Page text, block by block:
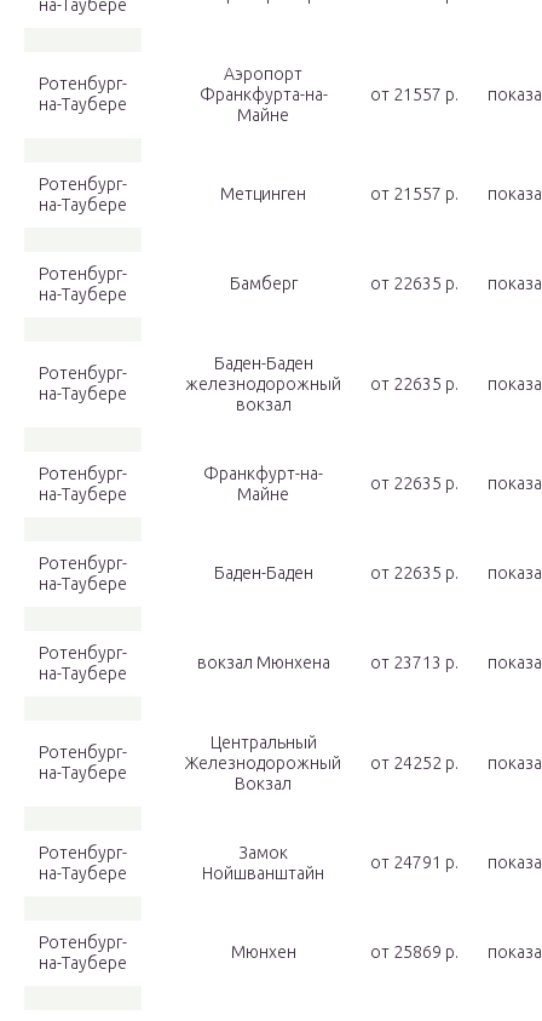
на-Таубере
Ротенбург-
на-Таубере
Аэропорт
Франкфурта-на-
Майне
от 21557 p.
Ротенбург-
на-Таубере
Метцинген от 21557 p.
Ротенбург-
на-Таубере
Бамберг от 22635 p.
Ротенбург-
на-Таубере
Баден-Баден
железнодорожный
вокзал
от 22635 p.
Ротенбург-
на-Таубере
Франкфурт-на-
Майне
от 22635 p.
Ротенбург-
на-Таубере
Баден-Баден от 22635 p.
Ротенбург-
на-Таубере
вокзал Мюнхена от 23713 p.
Ротенбург-
на-Таубере
Центральный
Железнодорожный
Вокзал
от 24252 p.
Ротенбург-
на-Таубере
Замок
Нойшванштайн
от 24791 p.
Ротенбург-
на-Таубере
Мюнхен от 25869 p.